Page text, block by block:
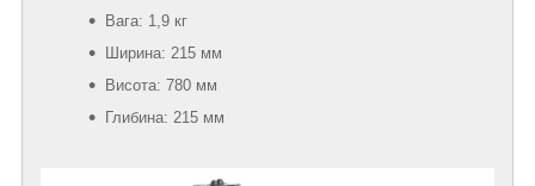
Вага: 1,9 кг
Ширина: 215 мм
Висота: 780 мм
Глибина: 215 мм